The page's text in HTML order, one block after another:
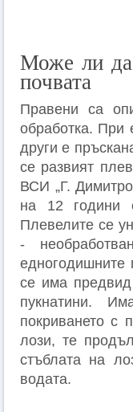
Може ли да
почвата
Правени са
обработка. При
други е
се развият
ВСИ „Г.
на 12 години
Плевелите се
-
едногодишните
се има
пукнатини.
покриването с
лози, те
стъблата на
водата.